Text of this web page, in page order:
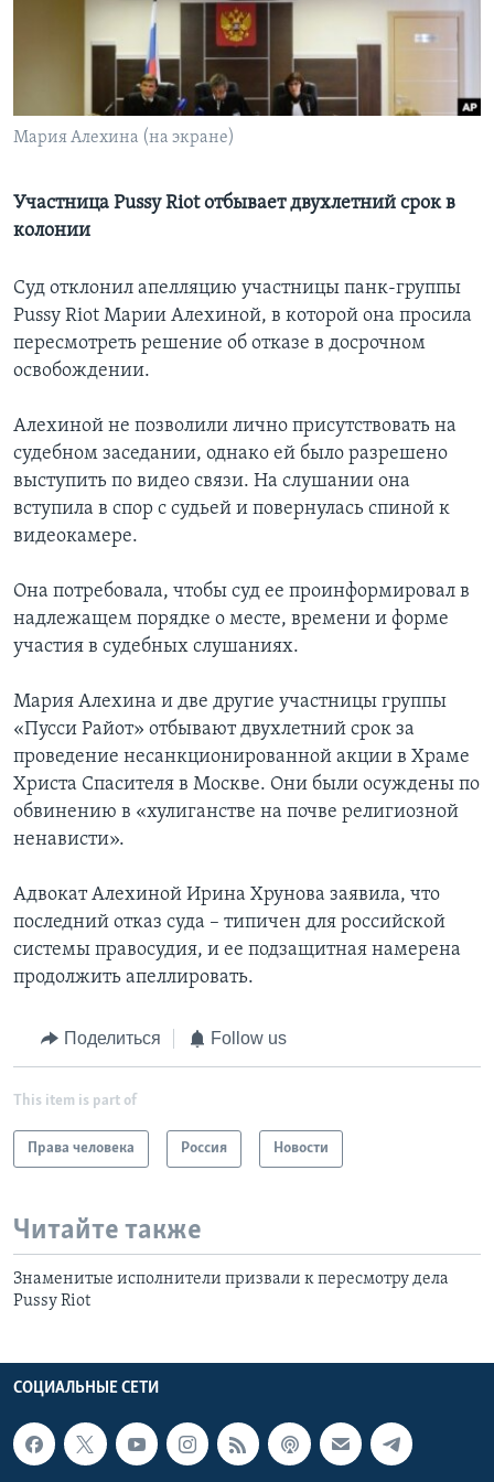
Learning English
СОЦИАЛЬНЫЕ СЕТИ
Языки
Мария Алехина (на экране)
Участница Pussy Riot отбывает двухлетний срок в
колонии
Суд отклонил апелляцию участницы панк-группы
Pussy Riot Марии Алехиной, в которой она просила
пересмотреть решение об отказе в досрочном
освобождении.
Алехиной не позволили лично присутствовать на
судебном заседании, однако ей было разрешено
выступить по видео связи. На слушании она
вступила в спор с судьей и повернулась спиной к
видеокамере.
Она потребовала, чтобы суд ее проинформировал в
надлежащем порядке о месте, времени и форме
участия в судебных слушаниях.
Мария Алехина и две другие участницы группы
«Пусси Райот» отбывают двухлетний срок за
проведение несанкционированной акции в Храме
Христа Спасителя в Москве. Они были осуждены по
обвинению в «хулиганстве на почве религиозной
ненависти».
Адвокат Алехиной Ирина Хрунова заявила, что
последний отказ суда – типичен для российской
системы правосудия, и ее подзащитная намерена
продолжить апеллировать.
Поделиться Follow us
This item is part of
Права человека Россия Новости
Читайте также
Знаменитые исполнители призвали к пересмотру дела
Pussy Riot
СОЦИАЛЬНЫЕ СЕТИ